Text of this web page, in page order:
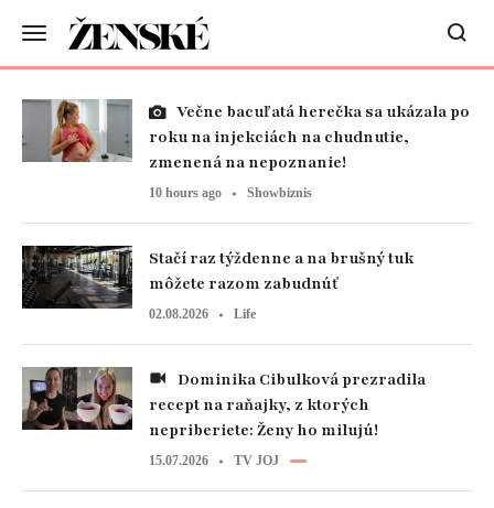
roku na injekciách na chudnutie,
zmenená na nepoznanie!
10 hours ago Showbiznis
Stačí raz týždenne a na brušný tuk
môžete razom zabudnúť
02.08.2026 Life
recept na raňajky, z ktorých
nepriberiete: Ženy ho milujú!
15.07.2026 TV JOJ